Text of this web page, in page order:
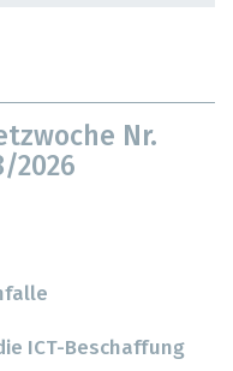
Nr.
2026
ICT-Beschaffung